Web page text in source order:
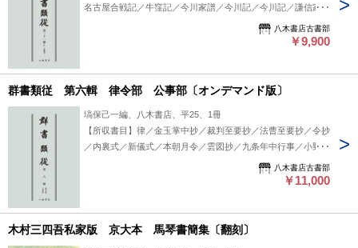
名古屋合戦記／牛窪記／今川家譜／今川記／今川記／謙信家記
／甲乱記／武田勝頼滅亡記／深沢城矢文／依田記／湘山星移集
／関東合戦記／北条記 #八木書店出版物/続群書類従/翻刻資料
八木書店古書部
￥9,900
群書類従 第六輯 律令部 公事部〔オンデマンド版〕
塙保己一編、八木書店、平25、1冊
【所収書目】律／金玉掌中抄／裁判至要抄／法曹至要抄／令抄
／内裏式／新儀式／本朝月令／雲図抄／九条年中行事／小野宮
年中行事／建武年中行事／年中行事秘抄／年中行事歌合／神祇
官年中行事／東宮年中行事 #八木書店出版物/群書類従/翻刻資
八木書店古書部
￥11,000
木村三四吾私家版 京大本 馬琴書簡集〔翻刻〕